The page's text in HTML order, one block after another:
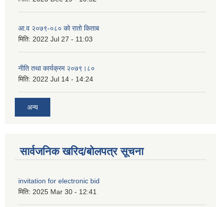
आ.व २०७९-०८० को रातो किताब
मिति: 2022 Jul 27 - 11:03
नीति तथा कार्यक्रम २०७९।८०
मिति: 2022 Jul 14 - 14:24
अन्य
सार्वजनिक खरिद/बोलपत्र सूचना
invitation for electronic bid
मिति: 2025 Mar 30 - 12:41